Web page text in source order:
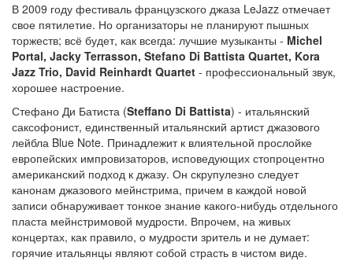
В 2009 году фестиваль французского джаза LeJazz отмечает
свое пятилетие. Но организаторы не планируют пышных
торжеств; всё будет, как всегда: лучшие музыканты - Michel
Portal, Jacky Terrasson, Stefano Di Battista Quartet, Kora
Jazz Trio, David Reinhardt Quartet - профессиональный звук,
хорошее настроение.
Стефано Ди Батиста (Steffano Di Battista) - итальянский
саксофонист, единственный итальянский артист джазового
лейбла Blue Note. Принадлежит к влиятельной прослойке
европейских импровизаторов, исповедующих стопроцентно
американский подход к джазу. Он скрупулезно следует
канонам джазового мейнстрима, причем в каждой новой
записи обнаруживает тонкое знание какого-нибудь отдельного
пласта мейнстримовой мудрости. Впрочем, на живых
концертах, как правило, о мудрости зритель и не думает:
горячие итальянцы являют собой страсть в чистом виде.